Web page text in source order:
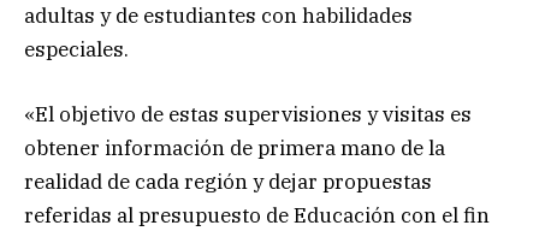
adultas y de estudiantes con habilidades
especiales.
«El objetivo de estas supervisiones y visitas es
obtener información de primera mano de la
realidad de cada región y dejar propuestas
referidas al presupuesto de Educación con el fin